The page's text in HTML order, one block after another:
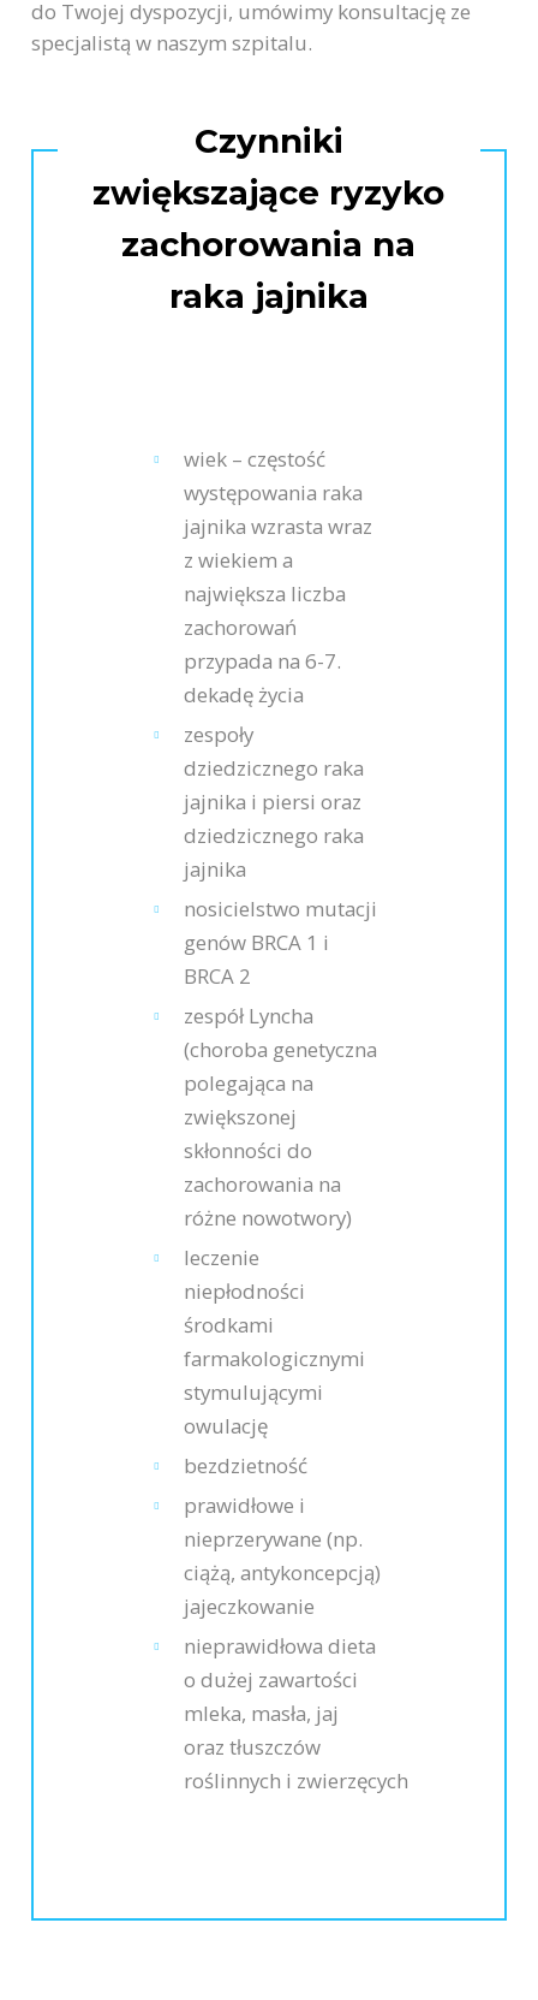
do Twojej dyspozycji, umówimy konsultację ze
specjalistą w naszym szpitalu.
Czynniki
zwiększające ryzyko
zachorowania na
raka jajnika
wiek – częstość
występowania raka
jajnika wzrasta wraz
z wiekiem a
największa liczba
zachorowań
przypada na 6-7.
dekadę życia
zespoły
dziedzicznego raka
jajnika i piersi oraz
dziedzicznego raka
jajnika
nosicielstwo mutacji
genów BRCA 1 i
BRCA 2
zespół Lyncha
(choroba genetyczna
polegająca na
zwiększonej
skłonności do
zachorowania na
różne nowotwory)
leczenie
niepłodności
środkami
farmakologicznymi
stymulującymi
owulację
bezdzietność
prawidłowe i
nieprzerywane (np.
ciążą, antykoncepcją)
jajeczkowanie
nieprawidłowa dieta
o dużej zawartości
mleka, masła, jaj
oraz tłuszczów
roślinnych i zwierzęcych